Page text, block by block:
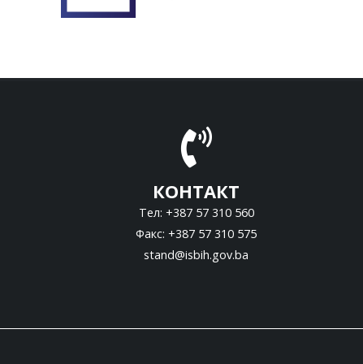
КОНТАКТ
Тел: +387 57 310 560
Факс: +387 57 310 575
stand@isbih.gov.ba